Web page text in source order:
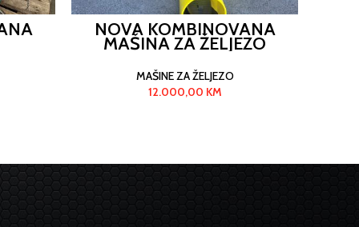
NOVA KOMBINOVANA
MAŠINA ZA ŽELJEZO
MAŠINE ZA ŽELJEZO
12.000,00 KM